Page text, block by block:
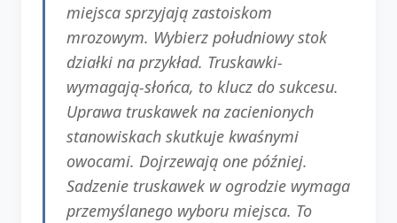
miejsca sprzyjają zastoiskom
mrozowym. Wybierz południowy stok
działki na przykład. Truskawki-
wymagają-słońca, to klucz do sukcesu.
Uprawa truskawek na zacienionych
stanowiskach skutkuje kwaśnymi
owocami. Dojrzewają one później.
Sadzenie truskawek w ogrodzie wymaga
przemyślanego wyboru miejsca. To